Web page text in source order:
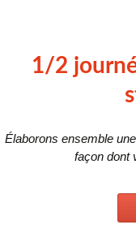
1/2
Élaborons ensemble
façon dont